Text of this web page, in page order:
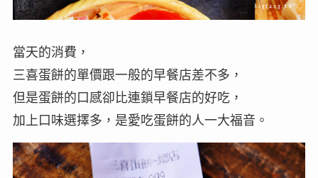
當天的消費，
三喜蛋餅的單價跟一般的早餐店差不多，
但是蛋餅的口感卻比連鎖早餐店的好吃，
加上口味選擇多，是愛吃蛋餅的人一大福音。